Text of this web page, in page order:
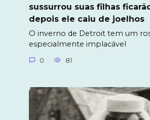
sussurrou suas filhas
depois ele caiu de joelhos
O inverno de Detroit tem um
especialmente implacável
0 81